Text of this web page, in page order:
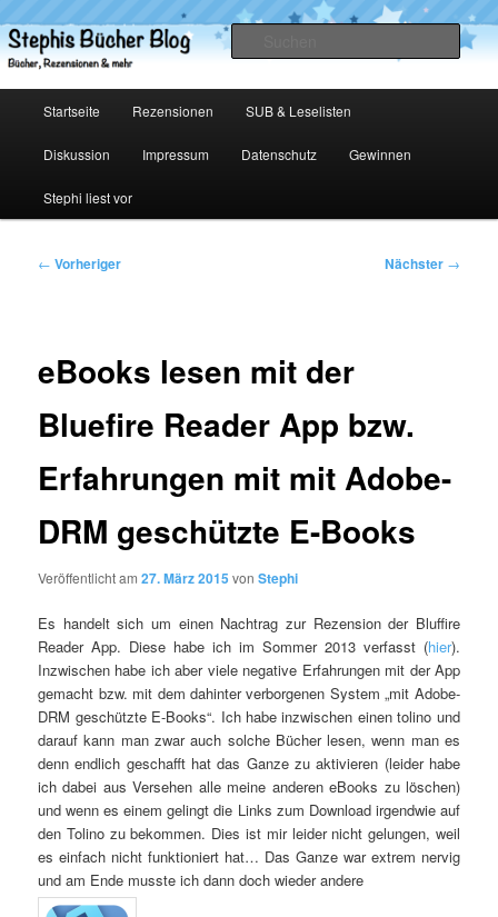
primären
Inhalt
Stephis Bücher Blog
Startseite Rezensionen SUB & Leselisten
Diskussion Impressum Datenschutz Gewinnen
Stephi liest vor
Beitragsnavigation
← Vorheriger Nächster →
eBooks lesen mit der
Bluefire Reader App bzw.
Erfahrungen mit mit Adobe-
DRM geschützte E-Books
Veröffentlicht am27. März 2015 vonStephi
Es handelt sich um einen Nachtrag zur Rezension der Bluffire
Reader App. Diese habe ich im Sommer 2013 verfasst (hier).
Inzwischen habe ich aber viele negative Erfahrungen mit der App
gemacht bzw. mit dem dahinter verborgenen System „mit Adobe-
DRM geschützte E-Books“. Ich habe inzwischen einen tolino und
darauf kann man zwar auch solche Bücher lesen, wenn man es
denn endlich geschafft hat das Ganze zu aktivieren (leider habe
ich dabei aus Versehen alle meine anderen eBooks zu löschen)
und wenn es einem gelingt die Links zum Download irgendwie auf
den Tolino zu bekommen. Dies ist mir leider nicht gelungen, weil
es einfach nicht funktioniert hat… Das Ganze war extrem nervig
und am Ende musste ich dann doch wieder andere